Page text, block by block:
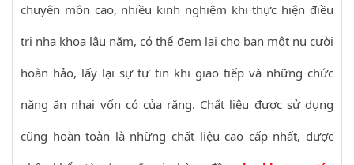
chuyên môn cao, nhiều kinh nghiệm khi thực hiện điều
trị nha khoa lâu năm, có thể đem lại cho bạn một nụ cười
hoàn hảo, lấy lại sự tự tin khi giao tiếp và những chức
năng ăn nhai vốn có của răng. Chất liệu được sử dụng
cũng hoàn toàn là những chất liệu cao cấp nhất, được